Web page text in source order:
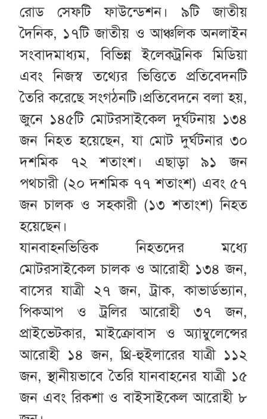
রোড সেফটি ফাউন্ডেশন। ৯টি জাতীয়
দৈনিক, ১৭টি জাতীয় ও আঞ্চলিক অনলাইন
সংবাদমাধ্যম, বিভিন্ন ইলেকট্রনিক মিডিয়া
এবং নিজস্ব তথ্যের ভিত্তিতে প্রতিবেদনটি
তৈরি করেছে সংগঠনটি।প্রতিবেদনে বলা হয়,
জুনে ১৪৫টি মোটরসাইকেল দুর্ঘটনায় ১৩৪
জন নিহত হয়েছেন, যা মোট দুর্ঘটনার ৩০
দশমিক ৭২ শতাংশ। এছাড়া ৯১ জন
পথচারী (২০ দশমিক ৭৭ শতাংশ) এবং ৫৭
জন চালক ও সহকারী (১৩ শতাংশ) নিহত
হয়েছেন।
যানবাহনভিত্তিক নিহতদের মধ্যে
মোটরসাইকেল চালক ও আরোহী ১৩৪ জন,
বাসের যাত্রী ২৭ জন, ট্রাক, কাভার্ডভ্যান,
পিকআপ ও ট্রলির আরোহী ৩৭ জন,
প্রাইভেটকার, মাইক্রোবাস ও অ্যাম্বুলেন্সের
আরোহী ১৪ জন, থ্রি-হুইলারের যাত্রী ১১২
জন, স্থানীয়ভাবে তৈরি যানবাহনের যাত্রী ১৫
জন এবং রিকশা ও বাইসাইকেল আরোহী ৮